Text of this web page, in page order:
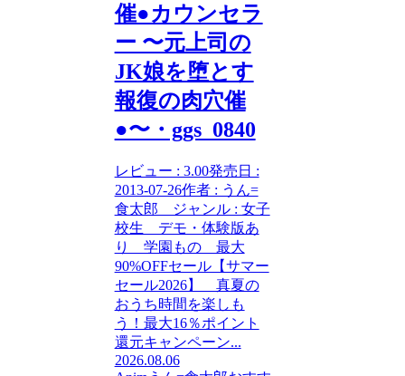
催●カウンセラ
ー 〜元上司の
JK娘を堕とす
報復の肉穴催
●〜・ggs_0840
レビュー : 3.00発売日 :
2013-07-26作者 : うん=
食太郎 ジャンル : 女子
校生 デモ・体験版あ
り 学園もの 最大
90%OFFセール【サマー
セール2026】 真夏の
おうち時間を楽しも
う！最大16％ポイント
還元キャンペーン...
2026.08.06